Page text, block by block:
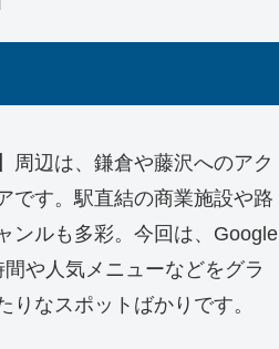
周辺は、鎌倉や藤沢へのアク
です。駅直結の商業施設や路
ンルも多彩。今回は、Google
や人気メニューなどをグラ
なスポットばかりです。